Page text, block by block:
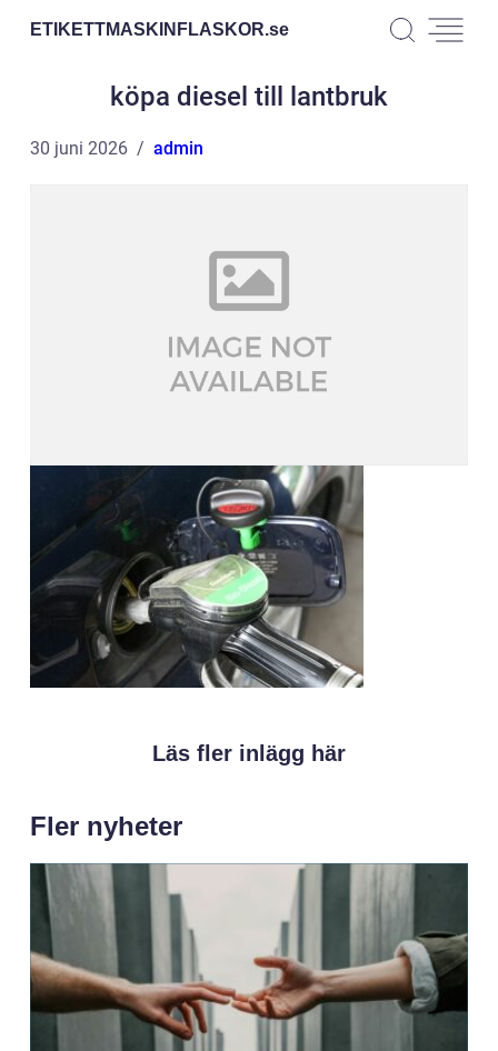
ETIKETTMASKINFLASKOR.se
köpa diesel till lantbruk
30 juni 2026 admin
Läs fler inlägg här
Fler nyheter